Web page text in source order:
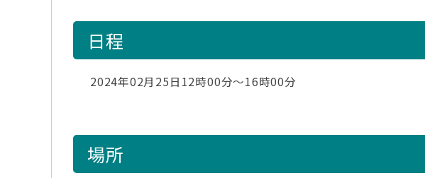
日程
2024年02月25日12時00分～16時00分
場所